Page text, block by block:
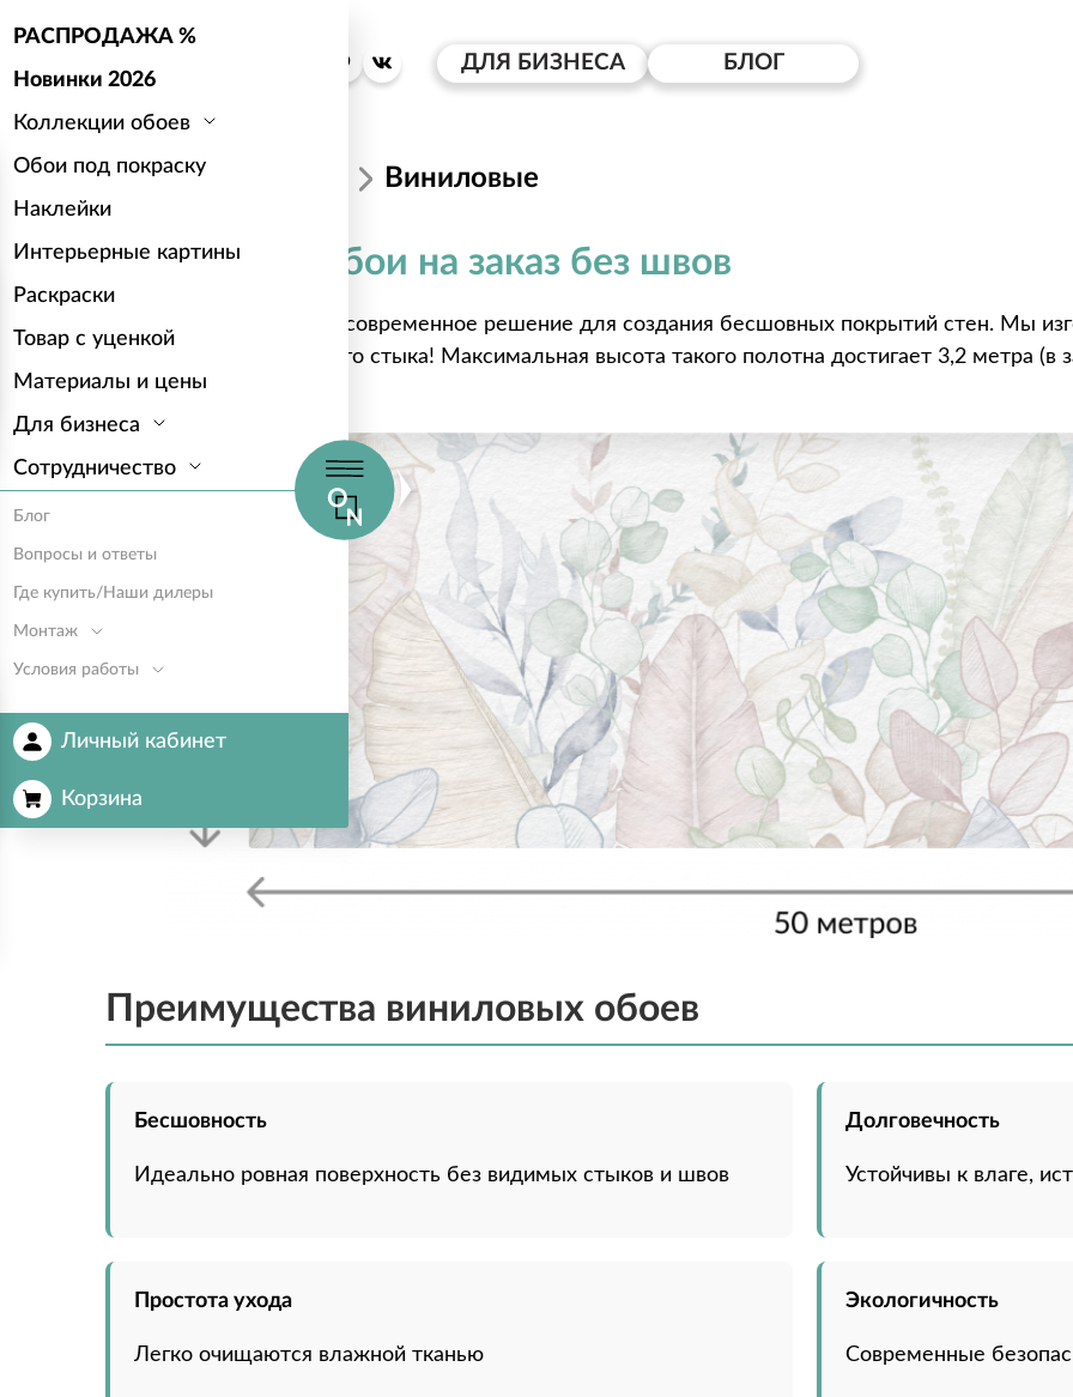
ДЛЯ БИЗНЕСА БЛОГ
РАСПРОДАЖА %
Новинки 2026
Коллекции обоев
Обои под покраску
Наклейки
Интерьерные картины
Раскраски
Товар с уценкой
Материалы и цены
Для бизнеса
Сотрудничество
Блог
Вопросы и ответы
Где купить/Наши дилеры
Монтаж
Условия работы
Личный кабинет
Корзина
Печать обоев Виниловые
Виниловые обои на заказ без швов
Виниловые обои
— это современное решение для создания бесшовных покрытий стен. Мы
вашей стены без единого стыка! Максимальная высота такого полотна достигает 3,2 метра (в
длина — до 50 метров!
Преимущества виниловых обоев
Бесшовность
Идеально ровная поверхность без видимых стыков и швов
Долговечность
Устойчивы к влаге,
Простота ухода
Легко очищаются влажной тканью
Экологичность
Современные